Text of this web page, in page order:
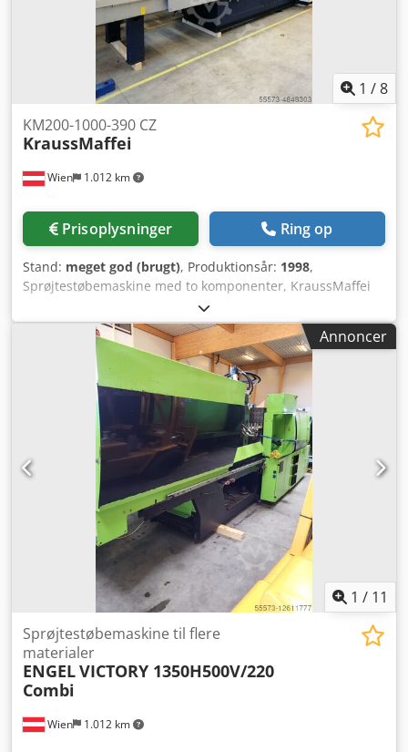
1 /8
Wien 1.012 km
KM200-1000-390 CZ
KraussMaffei
Prisoplysninger Ring op
Stand: meget god (brugt), Produktionsår: 1998,
Sprøjtestøbemaskine med to komponenter, KraussMaffei
Multiinject KM200-1000-390 CZ, årgang 1998. Lukketryk
200 t. Snegl 60 mm – 566 g, Snegl 2: 35 mm – 178 g.
Holmafstand 560 x 560 mm. Dcsdpfx Afjfx TztjtekAnnoncer
1 / 11
Wien 1.012 km
Sprøjtestøbemaskine til flere
materialer
ENGELVICTORY 1350H500V/220
Combi